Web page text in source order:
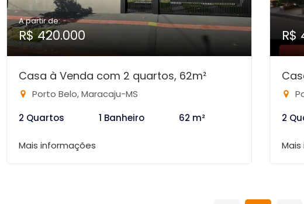
A partir de:
R$ 420.000
Casa à Venda com 2 quartos, 62m²
Porto Belo, Maracaju-MS
2 Quartos
1 Banheiro 62 m²
Mais informações
R$
2